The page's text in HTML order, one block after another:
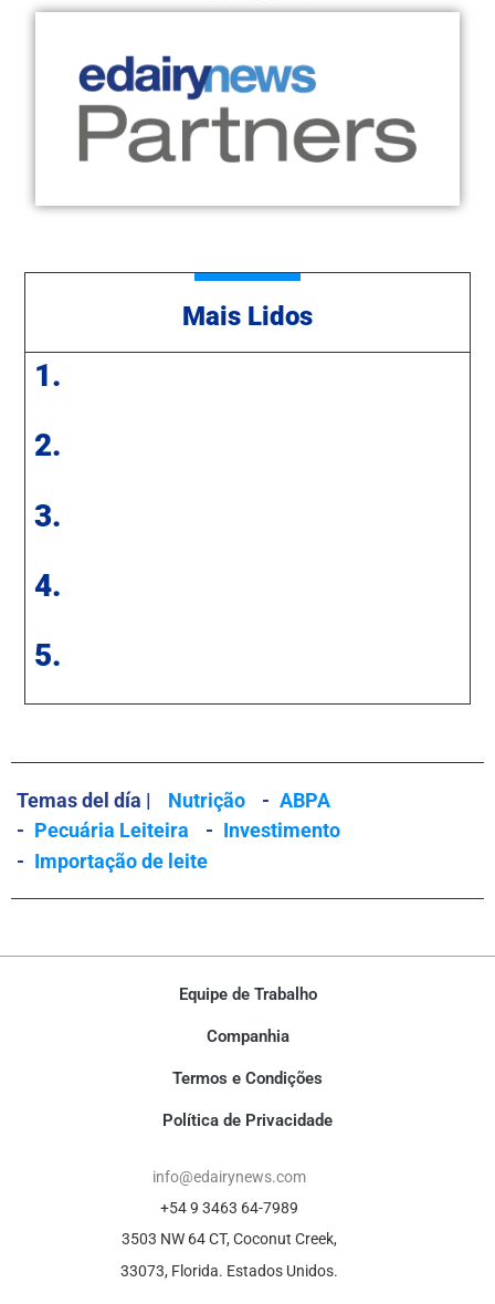
Mais Lidos
1.
2.
3.
4.
5.
Temas del día | Nutrição - ABPA
- Pecuária Leiteira - Investimento
- Importação de leite
Equipe de Trabalho
Companhia
Termos e Condições
Política de Privacidade
info@edairynews.com
+54 9 3463 64-7989
3503 NW 64 CT, Coconut Creek,
33073, Florida. Estados Unidos.